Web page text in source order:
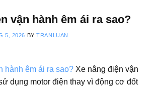
vận hành êm ái ra sao?
5, 2026 BYTRANLUAN
hành êm ái ra sao? Xe nâng điện vận
dụng motor điện thay vì động cơ đốt